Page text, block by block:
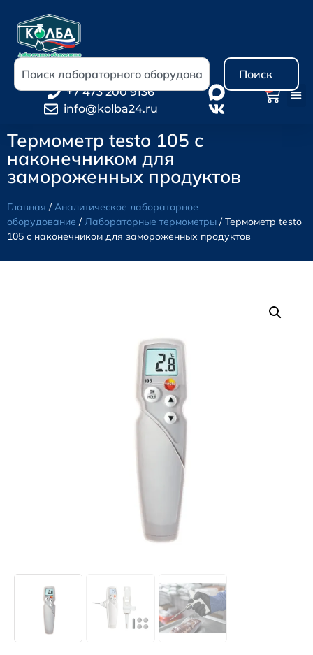
Поиск
+7 473 200 9136
info@kolba24.ru
Термометр testo 105 с
наконечником для
замороженных продуктов
Главная /Аналитическое лабораторное
оборудование /Лабораторные термометры / Термометр testo
105 с наконечником для замороженных продуктов